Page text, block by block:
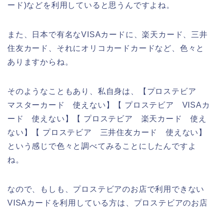
ード)などを利用していると思うんですよね。
また、日本で有名なVISAカードに、楽天カード、三井
住友カード、それにオリコカードカードなど、色々と
ありますからね。
そのようなこともあり、私自身は、【プロステビア
マスターカード 使えない】【 プロステビア VISAカ
ード 使えない】【 プロステビア 楽天カード 使え
ない】【 プロステビア 三井住友カード 使えない】
という感じで色々と調べてみることにしたんですよ
ね。
なので、もしも、プロステビアのお店で利用できない
VISAカードを利用している方は、プロステビアのお店